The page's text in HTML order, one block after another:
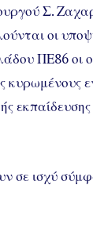
Σ.
οι
ΠΕ86 οι
κυρωμένους
εκπαίδευσης
σε ισχύ